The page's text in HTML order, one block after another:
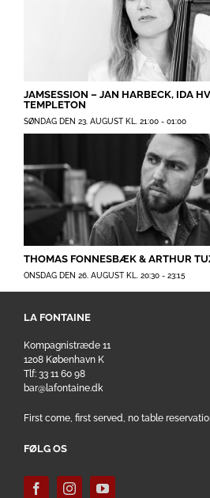
JAMSESSION – JAN HARBECK, IDA
TEMPLETON
SØNDAG DEN 23. AUGUST KL. 21:00- 01:00
THOMAS FONNESBÆK & ARTHUR
ONSDAG DEN 26. AUGUST KL. 20:30- 23:15
LA FONTAINE
Kompagnistræde 11
1208 København K
Tlf: 33 11 60 98
bar@lafontaine.dk
First come, first served, no table
FØLG OS